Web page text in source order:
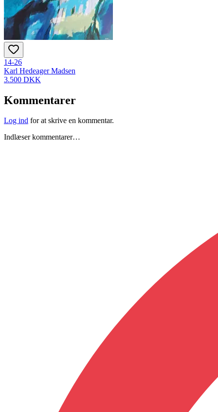
14-26
Karl Hedeager Madsen
3.500 DKK
Kommentarer
Log ind for at skrive en kommentar.
Indlæser kommentarer…